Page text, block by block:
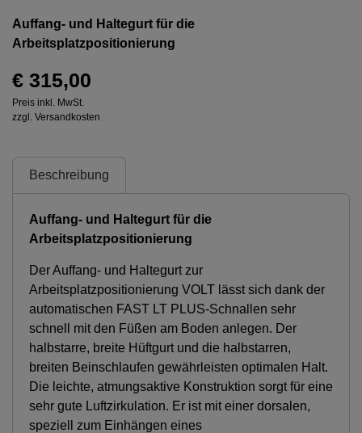
Auffang- und Haltegurt für die
Arbeitsplatzpositionierung
€ 315,00
Preis inkl. MwSt.
zzgl. Versandkosten
Beschreibung
Auffang- und Haltegurt für die
Arbeitsplatzpositionierung
Der Auffang- und Haltegurt zur
Arbeitsplatzpositionierung VOLT lässt sich dank der
automatischen FAST LT PLUS-Schnallen sehr
schnell mit den Füßen am Boden anlegen. Der
halbstarre, breite Hüftgurt und die halbstarren,
breiten Beinschlaufen gewährleisten optimalen Halt.
Die leichte, atmungsaktive Konstruktion sorgt für eine
sehr gute Luftzirkulation. Er ist mit einer dorsalen,
speziell zum Einhängen eines